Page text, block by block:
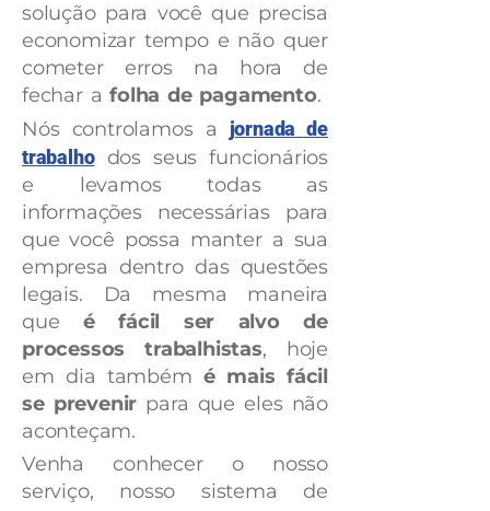
solução para você que precisa
economizar tempo e não quer
cometer erros na hora de
fechar afolha de pagamento.
Nós controlamos a jornada de
trabalhodos seus funcionários
e levamos todas as
informações necessárias para
que você possa manter a sua
empresa dentro das questões
legais. Da mesma maneira
que é fácil ser alvo de
processos trabalhistas, hoje
em dia tambémé mais fácil
se prevenir para que eles não
aconteçam.
Venha conhecer o nosso
serviço, nosso sistema de